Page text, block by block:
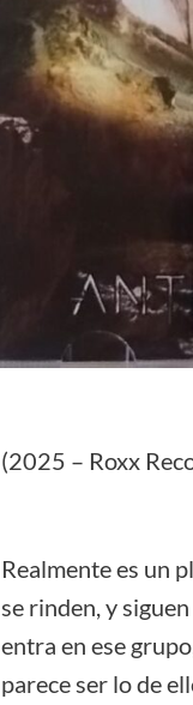
(2025 – Roxx
Realmente es un
se rinden, y
entra en ese
parece ser lo de